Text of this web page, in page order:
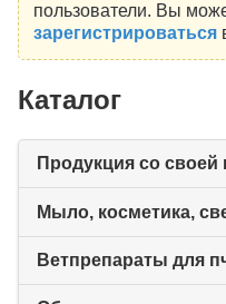
пользователи. Вы
зарегистрироваться
Каталог
Продукция со своей
Ветпрепараты для